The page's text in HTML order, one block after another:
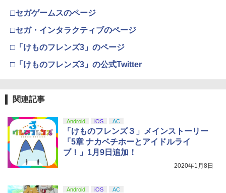
B-C ケーブル
￥2,618
マスター TH8S シフター - PC、PS4、P
S5、PS5 Pro、Xbox One、Xbox Serie
s X|S 対応の高精度 H パターン シフター
￥14,141
ナル三方背収納ケース付きコレクション)
(オリジナル特典:オリジナル巾着＋メー
カー特典:【坤と離】二振りの剣、十翼よ
り来たる！スタジオ描き下ろしイラスト
ボード付) [Blu-ray]
￥10,780
4
￥8,698
『映画 ラブライブ！蓮ノ空女学院スクー
y』Blu-ray（特装限定版）
□セガゲームスのページ
□セガ・インタラクティブのページ
□「けものフレンズ3」のページ
□「けものフレンズ3」の公式Twitter
関連記事
Android iOS AC
「けものフレンズ３」メインストーリー
「5章 ナカベチホーとアイドルライ
ブ！」1月9日追加！
2020年1月8日
Android iOS AC